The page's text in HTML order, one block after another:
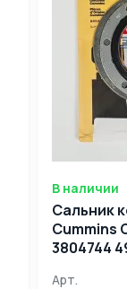
В наличии
Сальник
Cummins
3804744
Арт.